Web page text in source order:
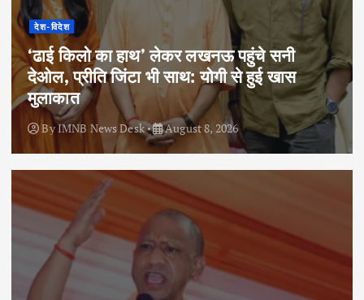
देश-विदेश
‘ढाई किलो का हाथ’ लेकर लखनऊ पहुंचे सनी
देओल, प्रीति जिंटा भी साथ: योगी से हुई खास
मुलाकात
ByIMNB News Desk August 8, 2026